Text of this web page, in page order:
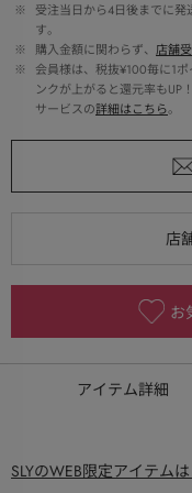
※
受注当日から4日後までに
す。
※
購入金額に関わらず、 店舗
※
会員様は、税抜¥100毎に1
ンクが上がると還元率もUP
サービスの詳細はこちら。
お
アイテム詳細
SLYのWEB限定アイテムは